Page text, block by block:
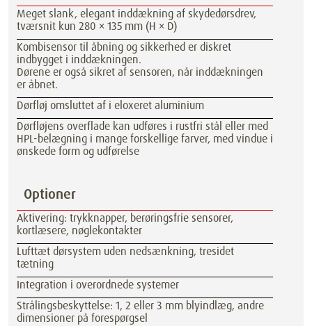
Meget slank, elegant inddækning af skydedørsdrev,
tværsnit kun 280 × 135 mm (H × D)
Kombisensor til åbning og sikkerhed er diskret
indbygget i inddækningen.
Dørene er også sikret af sensoren, når inddækningen
er åbnet.
Dørfløj omsluttet af i eloxeret aluminium
Dørfløjens overflade kan udføres i rustfri stål eller med
HPL-belægning i mange forskellige farver, med vindue i
ønskede form og udførelse
Optioner
Aktivering: trykknapper, berøringsfrie sensorer,
kortlæsere, nøglekontakter
Lufttæt dørsystem uden nedsænkning, tresidet
tætning
Integration i overordnede systemer
Strålingsbeskyttelse: 1, 2 eller 3 mm blyindlæg, andre
dimensioner på forespørgsel